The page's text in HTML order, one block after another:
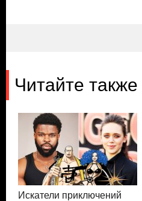
Читайте также
Искатели приключений